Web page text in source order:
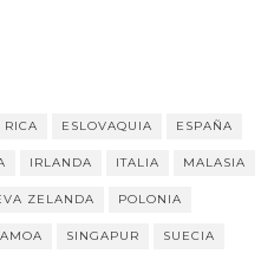
RICA ESLOVAQUIA ESPAÑA
IRLANDA ITALIA MALASIA
ZELANDA POLONIA
SINGAPUR SUECIA